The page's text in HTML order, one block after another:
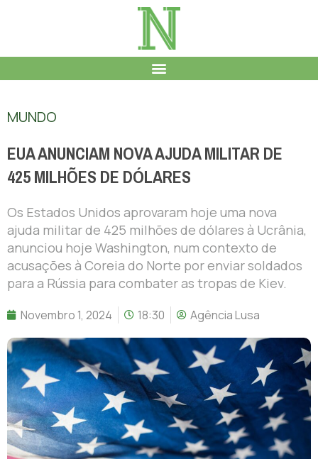
MUNDO
EUA ANUNCIAM NOVA AJUDA MILITAR DE
425 MILHÕES DE DÓLARES
Os Estados Unidos aprovaram hoje uma nova
ajuda militar de 425 milhões de dólares à Ucrânia,
anunciou hoje Washington, num contexto de
acusações à Coreia do Norte por enviar soldados
para a Rússia para combater as tropas de Kiev.
Novembro 1, 2024 18:30 Agência Lusa